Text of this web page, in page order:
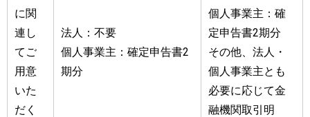
に関
連し
てご
用意
いた
だく
法人：不要
個人事業主：確定申告書2
期分
個人事業主：確
定申告書2期分
その他、法人・
個人事業主とも
必要に応じて金
融機関取引明